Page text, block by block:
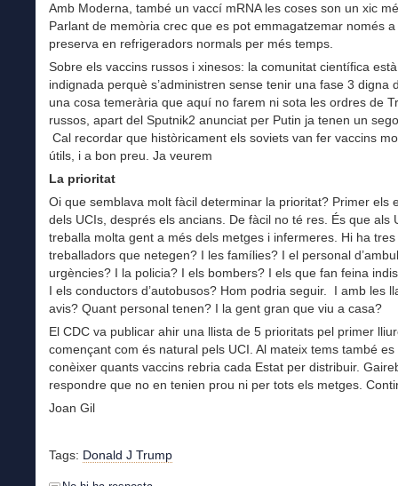
Amb Moderna, també un vaccí mRNA les coses son un xic
Parlant de memòria crec que es pot emmagatzemar només
preserva en refrigeradors normals per més temps.
Sobre els vaccins russos i xinesos: la comunitat científica
indignada perquè s’administren sense tenir una fase 3 digna
una cosa temerària que aquí no farem ni sota les ordres de
russos, apart del Sputnik2 anunciat per Putin ja tenen un
Cal recordar que històricament els soviets van fer vaccins
útils, i a bon preu. Ja veurem
La prioritat
Oi que semblava molt fàcil determinar la prioritat? Primer els
dels UCIs, després els ancians. De fàcil no té res. És que als
treballa molta gent a més dels metges i infermeres. Hi ha
treballadors que netegen? I les famílies? I el personal
urgències? I la policia? I els bombers? I els que fan feina
I els conductors d’autobusos? Hom podria seguir. I amb les
avis? Quant personal tenen? I la gent gran que viu a casa?
El CDC va publicar ahir una llista de 5 prioritats pel primer
començant com és natural pels UCI. Al mateix tems també es
conèixer quants vaccins rebria cada Estat per distribuir.
respondre que no en tenien prou ni per tots els metges.
Joan Gil
Tags: Donald J Trump